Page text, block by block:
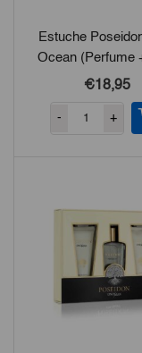
Estuche
Ocean (Perfume
Shave + Gel De
€18,95
- +